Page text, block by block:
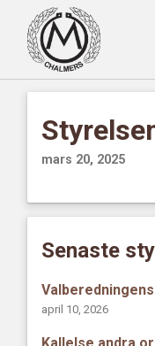
mars 20, 2025
Senaste
april 10, 2026